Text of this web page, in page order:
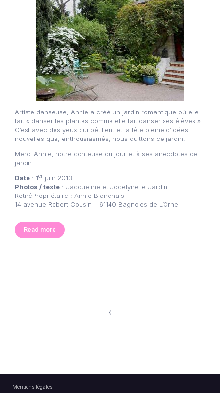
Artiste danseuse, Annie a créé un jardin romantique où elle
fait « danser les plantes comme elle fait danser ses élèves ».
C’est avec des yeux qui pétillent et la tête pleine d’idées
nouvelles que, enthousiasmés, nous quittons ce jardin.
Merci Annie, notre conteuse du jour et à ses anecdotes de
jardin.
Date : 1er juin 2013
Photos / texte : Jacqueline et JocelyneLe Jardin
RetiréPropriétaire : Annie Blanchais
14 avenue Robert Cousin – 61140 Bagnoles de L’Orne
Read more
Mentions légales